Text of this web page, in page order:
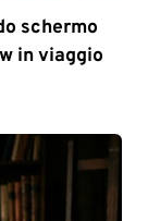
schermo
in viaggio